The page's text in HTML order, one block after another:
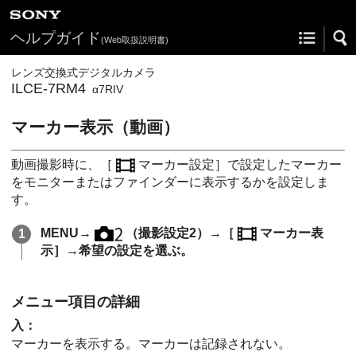
ヘルプガイド(Web取扱説明書)
レンズ交換式デジタルカメラ
ILCE-7RM4 α7RIV
マーカー表示 （動画）
動画撮影時に、 ［ マーカー設定］ で設定したマーカー
をモニターまたはファインダーに表示するかを設定しま
す。
MENU → （撮影設定2）→ ［
マーカー表
示］
→希望の設定を選ぶ。
メニュー項目の詳細
入 ：
マーカーを表示する。マーカーは記録されない。